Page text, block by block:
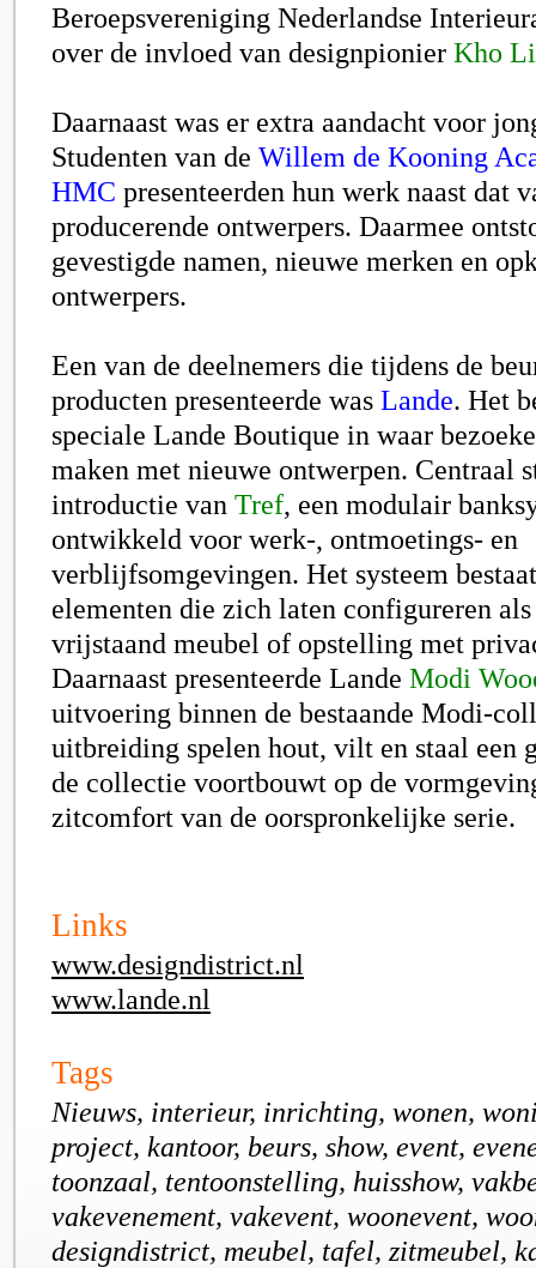
Beroepsvereniging Nederlandse
over de invloed van designpionier Kho
Daarnaast was er extra aandacht voor
Studenten van de Willem de Kooning
HMC presenteerden hun werk naast dat
producerende ontwerpers. Daarmee
gevestigde namen, nieuwe merken en
ontwerpers.
Een van de deelnemers die tijdens de
producten presenteerde was Lande. Het
speciale Lande Boutique in waar
maken met nieuwe ontwerpen. Centraal
introductie van Tref, een modulair
ontwikkeld voor werk-, ontmoetings- en
verblijfsomgevingen. Het systeem
elementen die zich laten configureren
vrijstaand meubel of opstelling met
Daarnaast presenteerde Lande Modi
uitvoering binnen de bestaande Modi-
uitbreiding spelen hout, vilt en staal een
de collectie voortbouwt op de
zitcomfort van de oorspronkelijke serie.
Links
www.designdistrict.nl
www.lande.nl
Tags
Nieuws, interieur, inrichting, wonen,
project, kantoor, beurs, show, event,
toonzaal, tentoonstelling, huisshow,
vakevenement, vakevent, woonevent,
designdistrict, meubel, tafel, zitmeubel,